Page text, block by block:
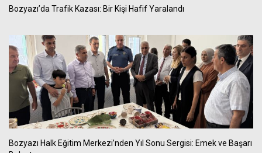
Bozyazı’da Trafik Kazası: Bir Kişi Hafif Yaralandı
Bozyazı Halk Eğitim Merkezi’nden Yıl Sonu Sergisi: Emek ve Başarı